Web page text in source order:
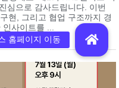
심으로 감사드립니다. 이번
현, 그리고 협업 구조까지 경
사이트를 ...